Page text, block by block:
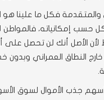
والمتقدمة فكل ما علينا
حسب إمكانياته،
لأن الأصل أنك لن تحصل
النطاق العمراني وبدون
جذب الأموال لسوق الأسهم